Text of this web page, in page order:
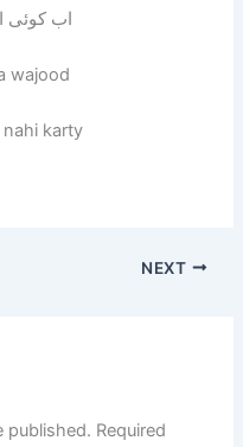
اب کوئی
wajood
karty
NEXT
published. Required